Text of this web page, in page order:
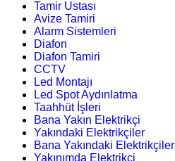
Tamir Ustası
Avize Tamiri
Alarm Sistemleri
Diafon
Diafon Tamiri
CCTV
Led Montajı
Led Spot Aydınlatma
Taahhüt İşleri
Bana Yakın Elektrikçi
Yakındaki Elektrikçiler
Bana Yakındaki Elektrikçiler
Yakınımda Elektrikçi